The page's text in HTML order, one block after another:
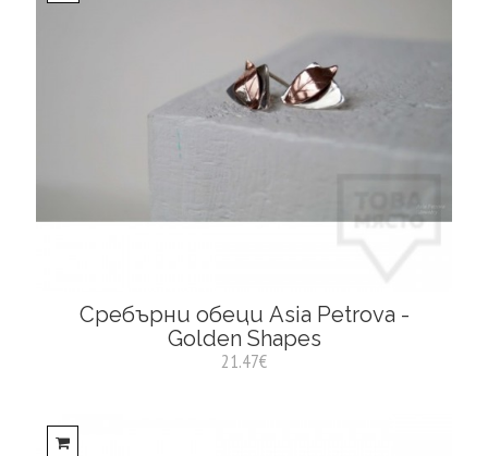
Сребърни обеци Asia Petrova -
Golden Shapes
21.47€